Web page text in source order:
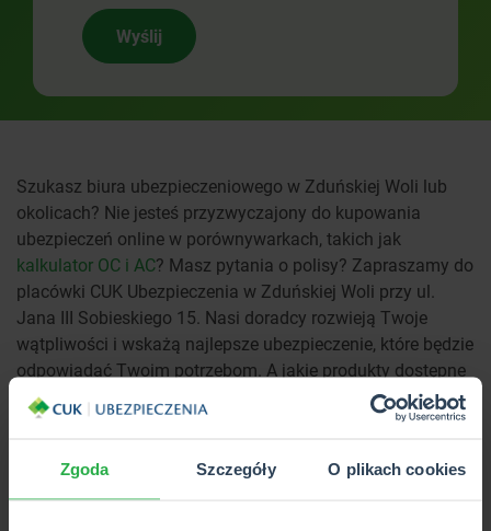
Zgoda Szczegóły O plikach cookies
Wyślij
Szukasz biura ubezpieczeniowego w Zduńskiej Woli lub
okolicach? Nie jesteś przyzwyczajony do kupowania
ubezpieczeń online w porównywarkach, takich jak
kalkulator OC i AC? Masz pytania o polisy? Zapraszamy do
placówki CUK Ubezpieczenia w Zduńskiej Woli przy ul.
Jana III Sobieskiego 15. Nasi doradcy rozwieją Twoje
wątpliwości i wskażą najlepsze ubezpieczenie, które będzie
odpowiadać Twoim potrzebom. A jakie produkty dostępne
są w naszym portfolio?
Ubezpieczenia w Zduńskiej Woli przy
ul. Jana III Sobieskiego